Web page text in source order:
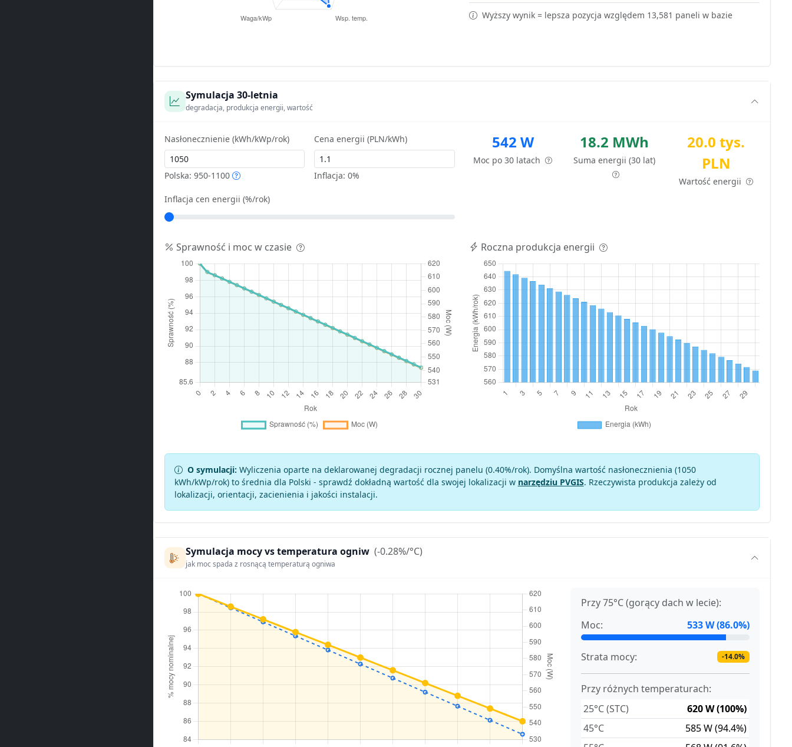
Wyższy wynik = lepsza pozycja względem 13,581 paneli w bazie
Symulacja 30-letnia
degradacja, produkcja energii, wartość
Nasłonecznienie (kWh/kWp/rok)
Polska: 950-1100
Cena energii (PLN/kWh)
Inflacja:0%
Inflacja cen energii (%/rok)
542 W
Moc po 30 latach
18.2 MWh
Suma energii (30 lat)
20.0 tys.
PLN
Wartość energii
Sprawność i moc w czasie Roczna produkcja energii
O symulacji: Wyliczenia oparte na deklarowanej degradacji rocznej panelu (0.40%/rok). Domyślna wartość nasłonecznienia (1050
kWh/kWp/rok) to średnia dla Polski - sprawdź dokładną wartość dla swojej lokalizacji w narzędziu PVGIS. Rzeczywista produkcja zależy od
lokalizacji, orientacji, zacienienia i jakości instalacji.
Symulacja mocy vs temperatura ogniw (-0.28%/°C)
jak moc spada z rosnącą temperaturą ogniwa
Przy 75°C (gorący dach w lecie):
Moc:
533 W (86.0%)
Strata mocy: -14.0%
Przy różnych temperaturach:
25°C (STC)
620 W (100%)
45°C
585 W (94.4%)